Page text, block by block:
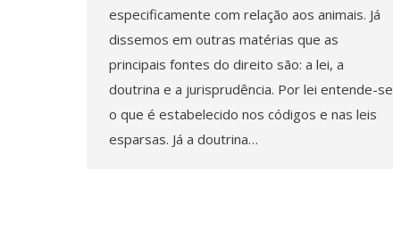
especificamente com relação aos animais. Já
dissemos em outras matérias que as
principais fontes do direito são: a lei, a
doutrina e a jurisprudência. Por lei entende-se
o que é estabelecido nos códigos e nas leis
esparsas. Já a doutrina…